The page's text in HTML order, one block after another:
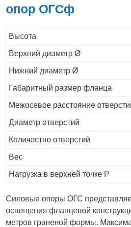
опор ОГСф
Высота
Верхний диаметр Ø
Нижний диаметр Ø
Габаритный размер фланца
Межосевое расстояние
Диаметр отверстий
Количество отверстий
Вес
Нагрузка в верхней точке P
Силовые опоры ОГС
освещения фланцевой
метров граненой формы.